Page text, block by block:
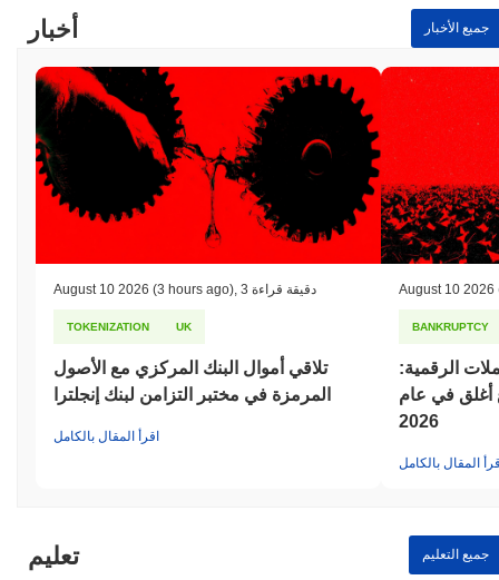
أخبار جميع الأخبار
August 10 2026 (3 hours ago) 3 دقيقة قراءة
TOKENIZATION UK
تلاقي أموال البنك المركزي مع الأصول
المرمزة في مختبر التزامن لبنك إنجلترا
اقرأ المقال بالكامل
August 10 2026
BANKRUPTCY
الرقمية:
مشروع أغلق في عام
2026
المقال بالكامل
تعليم جميع التعليم